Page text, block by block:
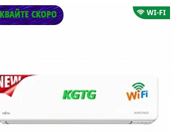
WI-FI